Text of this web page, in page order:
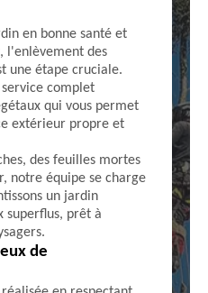
en bonne santé et
l'enlèvement des
une étape cruciale.
service complet
qui vous permet
extérieur propre et
des feuilles mortes
notre équipe se charge
un jardin
superflus, prêt à
de